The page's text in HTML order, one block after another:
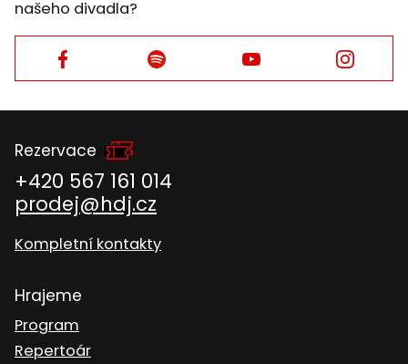
našeho divadla?
Facebook Facebook Facebook Facebook
Rezervace
+420 567 161 014
prodej@hdj.cz
Kompletní kontakty
Hrajeme
Program
Repertoár